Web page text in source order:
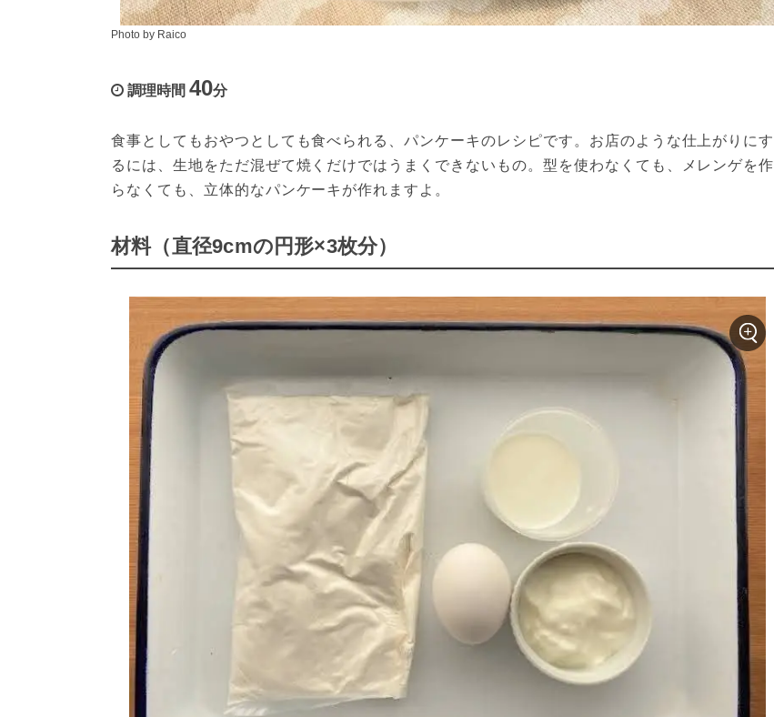
Photo by Raico
調理時間 40分
食事としてもおやつとしても食べられる、パンケーキのレシピです。お店のような仕上がりにす
るには、生地をただ混ぜて焼くだけではうまくできないもの。型を使わなくても、メレンゲを作
らなくても、立体的なパンケーキが作れますよ。
材料（直径9cmの円形×3枚分）